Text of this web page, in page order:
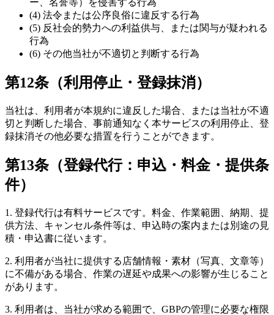
ー、名誉等）を侵害する行為
(4) 法令または公序良俗に違反する行為
(5) 反社会的勢力への利益供与、または関与が疑われる
行為
(6) その他当社が不適切と判断する行為
第12条（利用停止・登録抹消）
当社は、利用者が本規約に違反した場合、または当社が不適
切と判断した場合、事前通知なく本サービスの利用停止、登
録抹消その他必要な措置を行うことができます。
第13条（登録代行：申込・料金・提供条
件）
1. 登録代行は有料サービスです。料金、作業範囲、納期、提
供方法、キャンセル条件等は、申込時の案内または別途の見
積・申込書に従います。
2. 利用者が当社に提供する店舗情報・素材（写真、文章等）
に不備がある場合、作業の遅延や成果への影響が生じること
があります。
3. 利用者は、当社が求める範囲で、GBPの管理に必要な権限